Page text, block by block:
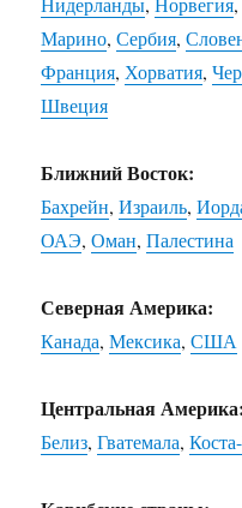
Марино,Сербия,
Франция, Хорватия,
Швеция
Ближний Восток:
Бахрейн,Израиль,
ОАЭ,Оман,Палестина
Северная Америка:
Канада,Мексика,США
Центральная Америка:
Белиз,Гватемала,